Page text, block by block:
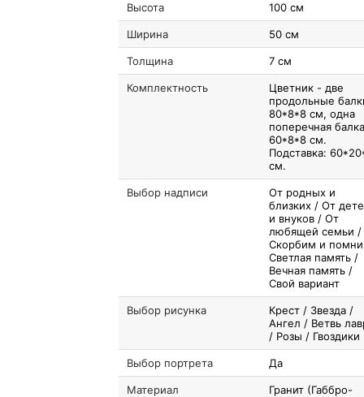
Высота
100 см
Ширина 50 см
Толщина 7 см
Комплектность
Цветник - две
продольные
80*8*8 см, одна
поперечная балка
60*8*8 см.
Подставка:
см.
Выбор надписи
От родных и
близких / От
и внуков / От
любящей семьи /
Скорбим и
Светлая память /
Вечная память /
Свой вариант
Выбор рисунка
Крест / Звезда /
Ангел / Ветвь
/ Розы / Гвоздики
Выбор портрета Да
Материал
Гранит (Габбро-